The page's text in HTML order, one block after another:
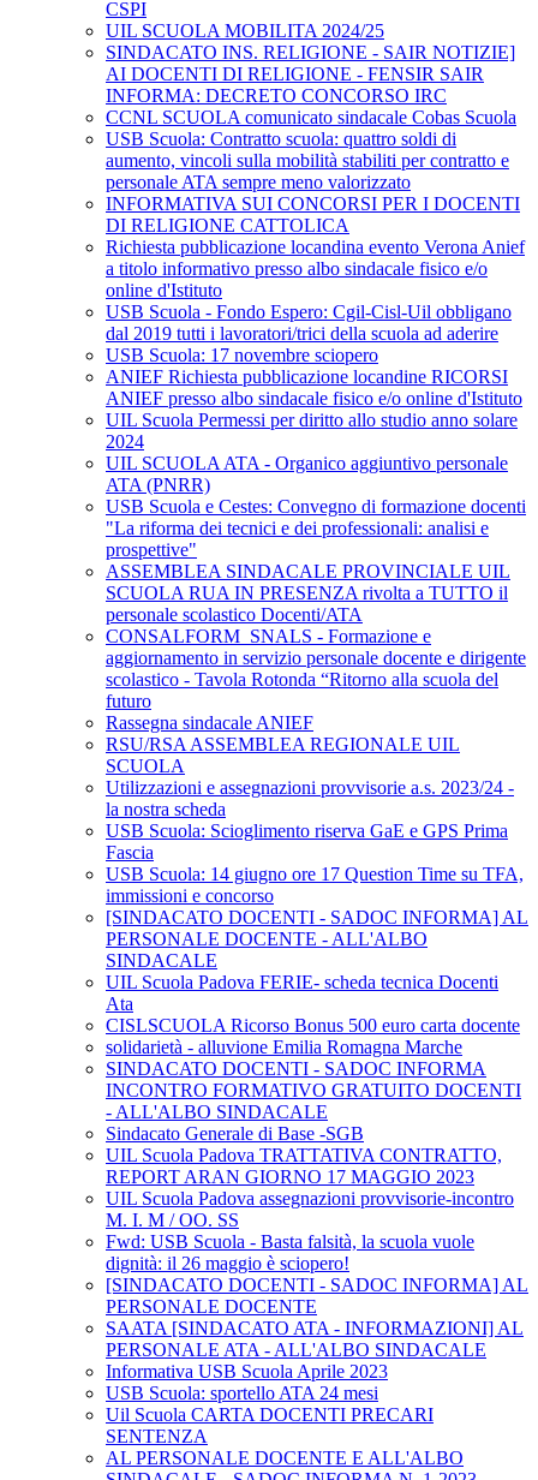
CSPI
UIL SCUOLA MOBILITA 2024/25
SINDACATO INS. RELIGIONE - SAIR NOTIZIE]
AI DOCENTI DI RELIGIONE - FENSIR SAIR
INFORMA: DECRETO CONCORSO IRC
CCNL SCUOLA comunicato sindacale Cobas Scuola
USB Scuola: Contratto scuola: quattro soldi di
aumento, vincoli sulla mobilità stabiliti per contratto e
personale ATA sempre meno valorizzato
INFORMATIVA SUI CONCORSI PER I DOCENTI
DI RELIGIONE CATTOLICA
Richiesta pubblicazione locandina evento Verona Anief
a titolo informativo presso albo sindacale fisico e/o
online d'Istituto
USB Scuola - Fondo Espero: Cgil-Cisl-Uil obbligano
dal 2019 tutti i lavoratori/trici della scuola ad aderire
USB Scuola: 17 novembre sciopero
ANIEF Richiesta pubblicazione locandine RICORSI
ANIEF presso albo sindacale fisico e/o online d'Istituto
UIL Scuola Permessi per diritto allo studio anno solare
2024
UIL SCUOLA ATA - Organico aggiuntivo personale
ATA (PNRR)
USB Scuola e Cestes: Convegno di formazione docenti
"La riforma dei tecnici e dei professionali: analisi e
prospettive"
ASSEMBLEA SINDACALE PROVINCIALE UIL
SCUOLA RUA IN PRESENZA rivolta a TUTTO il
personale scolastico Docenti/ATA
CONSALFORM_SNALS - Formazione e
aggiornamento in servizio personale docente e dirigente
scolastico - Tavola Rotonda “Ritorno alla scuola del
futuro
Rassegna sindacale ANIEF
RSU/RSA ASSEMBLEA REGIONALE UIL
SCUOLA
Utilizzazioni e assegnazioni provvisorie a.s. 2023/24 -
la nostra scheda
USB Scuola: Scioglimento riserva GaE e GPS Prima
Fascia
USB Scuola: 14 giugno ore 17 Question Time su TFA,
immissioni e concorso
[SINDACATO DOCENTI - SADOC INFORMA] AL
PERSONALE DOCENTE - ALL'ALBO
SINDACALE
UIL Scuola Padova FERIE- scheda tecnica Docenti
Ata
CISLSCUOLA Ricorso Bonus 500 euro carta docente
solidarietà - alluvione Emilia Romagna Marche
SINDACATO DOCENTI - SADOC INFORMA
INCONTRO FORMATIVO GRATUITO DOCENTI
- ALL'ALBO SINDACALE
Sindacato Generale di Base -SGB
UIL Scuola Padova TRATTATIVA CONTRATTO,
REPORT ARAN GIORNO 17 MAGGIO 2023
UIL Scuola Padova assegnazioni provvisorie-incontro
M. I. M / OO. SS
Fwd: USB Scuola - Basta falsità, la scuola vuole
dignità: il 26 maggio è sciopero!
[SINDACATO DOCENTI - SADOC INFORMA] AL
PERSONALE DOCENTE
SAATA [SINDACATO ATA - INFORMAZIONI] AL
PERSONALE ATA - ALL'ALBO SINDACALE
Informativa USB Scuola Aprile 2023
USB Scuola: sportello ATA 24 mesi
Uil Scuola CARTA DOCENTI PRECARI
SENTENZA
AL PERSONALE DOCENTE E ALL'ALBO